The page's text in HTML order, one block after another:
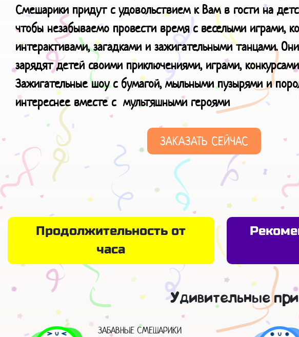
Смешарики придут с удовольствием к Вам в гости на
чтобы незабываемо провести время с веселыми играми,
интерактивами, загадками и зажигательными танцами.
зарядят детей своими приключениями, играми,
Зажигательные шоу с бумагой, мыльными пузырями и
интереснее вместе с мультяшными героями
ЗАКАЗАТЬ СЕЙЧАС
Продолжительность от
часа
Удивительные
ЗАБАВНЫЕ СМЕШАРИКИ